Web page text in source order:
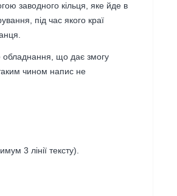
заводного кільця, яке йде в
під час якого краї
обладнання, що дає змогу
чином напис не
3 лінії тексту).